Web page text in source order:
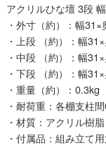
アクリルひな壇 3段
・外寸（約）：幅
・上段 （約）：幅
・中段 （約）：幅
・下段 （約）：幅
・重量（約）：0.3kg
・耐荷重：各棚支柱
・材質：アクリル樹脂
・付属品：組み立て